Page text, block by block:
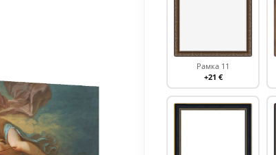
Рамка 11
+21 €